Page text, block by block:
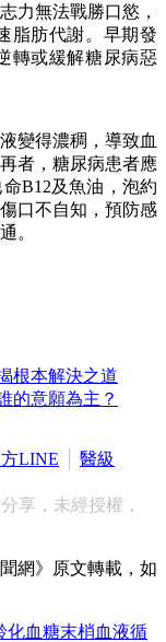
力無法戰勝口慾，
脂肪代謝。早期發
轉或緩解糖尿病惡
變得濃稠，導致血
者，糖尿病患者應
B12及魚油，泡約
口不自知，預防感
。
根本解決之道
的意願為主？
LINE
醫級
享，未經授權，
網》原文轉載，如
化血糖末梢血液循